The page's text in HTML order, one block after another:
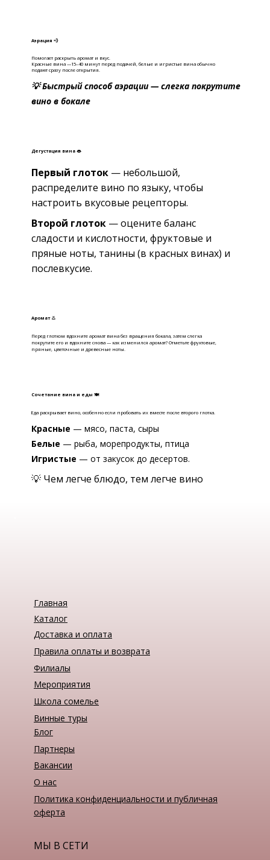
Аэрация 💨
Помогает раскрыть аромат и вкус.
Красные вина —15–40 минут перед подачей, белые и игристые вина обычно
подают сразу после открытия.
💡 Быстрый способ аэрации — слегка покрутите
вино в бокале
Дегустация вина 👄
Первый глоток— небольшой,
распределите вино по языку, чтобы
настроить вкусовые рецепторы.
Второй глоток— оцените баланс
сладости и кислотности, фруктовые и
пряные ноты, танины (в красных винах) и
послевкусие.
Аромат 👃
Перед глотком вдохните аромат вина без вращения бокала, затем слегка
покрутите его и вдохните снова — как изменился аромат? Отметьте фруктовые,
пряные, цветочные и древесные ноты.
Сочетание вина и еды 🍽
Еда раскрывает вино, особенно если пробовать их вместе после второго глотка.
Красные — мясо, паста, сыры
Белые — рыба, морепродукты, птица
Игристые — от закусок до десертов.
💡 Чем легче блюдо, тем легче вино
Главная
Каталог
Доставка и оплата
Правила оплаты и возврата
Филиалы
Мероприятия
Школа сомелье
Винные туры
Блог
О нас
Партнеры
Вакансии
Политика конфиденциальности и публичная
оферта
МЫ В СЕТИ